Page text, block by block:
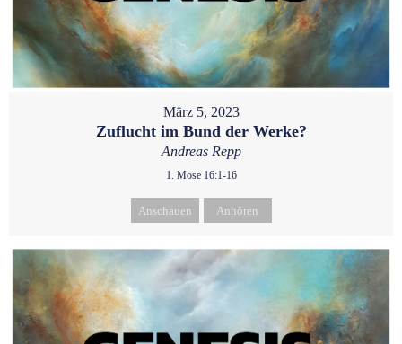
März 5, 2023
Zuflucht im Bund der Werke?
Andreas Repp
1. Mose 16:1-16
Anschauen Anhören